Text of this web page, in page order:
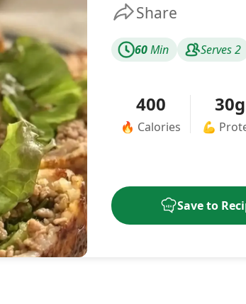
Share
60 Min Serves 2
400
🔥 Calories
30g
💪
Save to